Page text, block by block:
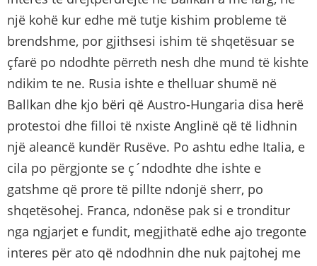
një kohë kur edhe më tutje kishim probleme të
brendshme, por gjithsesi ishim të shqetësuar se
çfarë po ndodhte përreth nesh dhe mund të kishte
ndikim te ne. Rusia ishte e thelluar shumë në
Ballkan dhe kjo bëri që Austro-Hungaria disa herë
protestoi dhe filloi të nxiste Anglinë që të lidhnin
një aleancë kundër Rusëve. Po ashtu edhe Italia, e
cila po përgjonte se ç´ndodhte dhe ishte e
gatshme që prore të pillte ndonjë sherr, po
shqetësohej. Franca, ndonëse pak si e tronditur
nga ngjarjet e fundit, megjithatë edhe ajo tregonte
interes për ato që ndodhnin dhe nuk pajtohej me